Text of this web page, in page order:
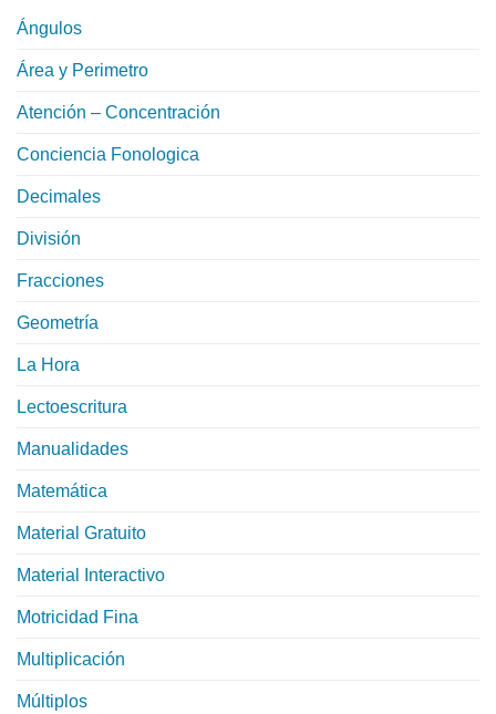
Ángulos
Área y Perimetro
Atención – Concentración
Conciencia Fonologica
Decimales
División
Fracciones
Geometría
La Hora
Lectoescritura
Manualidades
Matemática
Material Gratuito
Material Interactivo
Motricidad Fina
Multiplicación
Múltiplos